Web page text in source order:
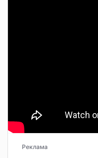
Реклама